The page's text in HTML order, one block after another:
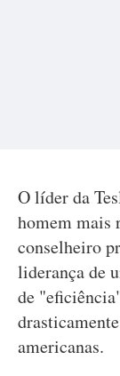
O líder da
homem mais
conselheiro
liderança de
de
americanas.